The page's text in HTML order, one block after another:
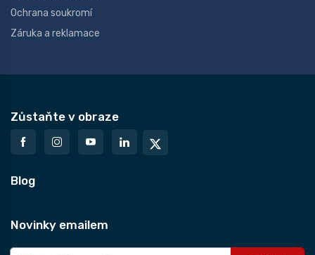
Ochrana soukromí
Záruka a reklamace
Zůstaňte v obraze
Blog
Novinky emailem